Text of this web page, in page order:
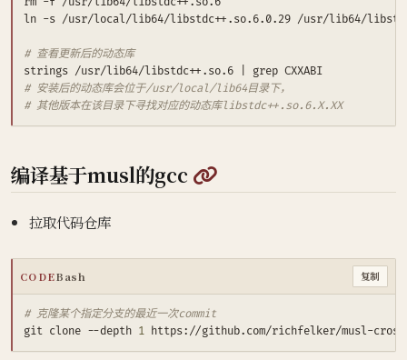
# 查看更新后的动态库
strings /usr/lib64/libstdc++.so.6
# 安装后的动态库会位于/usr/local/lib64目录下，
# 其他版本在该目录下寻找对应的动态库libstdc++.so.6.X.XX
编译基于musl的gcc @
拉取代码仓库
CODEBash 复制
# 克隆某个指定分支的最近一次commit
git clone --depth 1